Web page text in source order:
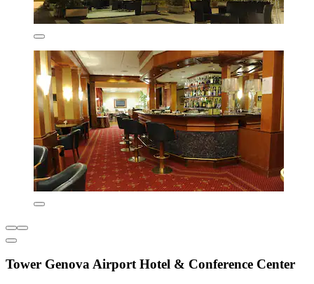
Tower Genova Airport Hotel & Conference Center